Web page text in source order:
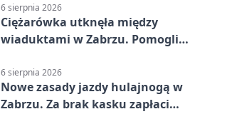
6 sierpnia 2026
Ciężarówka utknęła między
wiaduktami w Zabrzu. Pomogli
6 sierpnia 2026
Nowe zasady jazdy hulajnogą w
Zabrzu. Za brak kasku zapłaci